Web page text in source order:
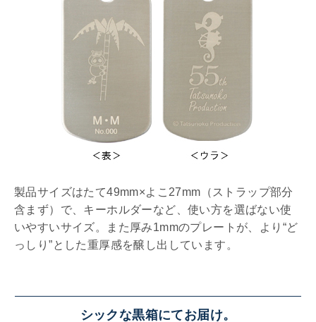
製品サイズはたて49mm×よこ27mm（ストラップ部分
含まず）で、キーホルダーなど、使い方を選ばない使
いやすいサイズ。また厚み1mmのプレートが、より“ど
っしり”とした重厚感を醸し出しています。
シックな黒箱にてお届け。